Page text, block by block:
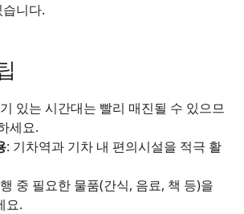
니다.
있는 시간대는 빨리 매진될 수 있으므
세요.
: 기차역과 기차 내 편의시설을 적극 활
중 필요한 물품(간식, 음료, 책 등)을
요.